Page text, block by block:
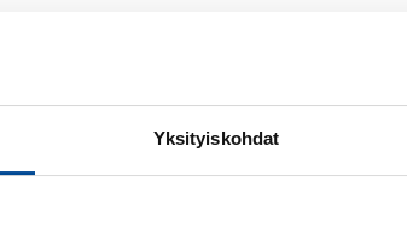
Yksityiskohdat
mukaan
kotisohvalta, ja meiltä saat tukea
tavoitettavissa. Päivän tunnelmia
markkinoinnin asiantuntija